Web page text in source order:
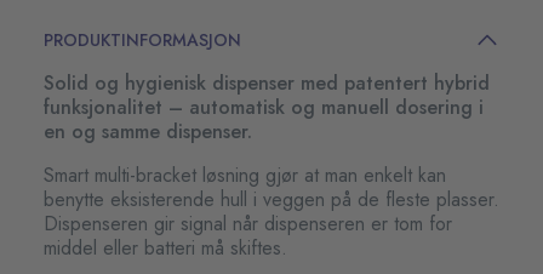
PRODUKTINFORMASJON
Solid og hygienisk dispenser med patentert hybrid
funksjonalitet – automatisk og manuell dosering i
en og samme dispenser.
Smart multi-bracket løsning gjør at man enkelt kan
benytte eksisterende hull i veggen på de fleste plasser.
Dispenseren gir signal når dispenseren er tom for
middel eller batteri må skiftes.